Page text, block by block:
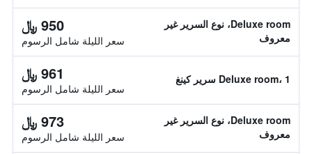
Deluxe room، نوع السرير غير
معروف
950 ﷼
سعر الليلة شامل الرسوم
Deluxe room، 1 سرير كينغ 961 ﷼
سعر الليلة شامل الرسوم
Deluxe room، نوع السرير غير
معروف
973 ﷼
سعر الليلة شامل الرسوم